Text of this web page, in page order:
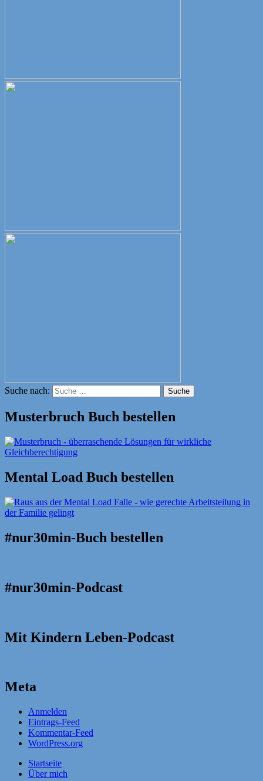
Suche nach: Suche
Musterbruch Buch bestellen
Mental Load Buch bestellen
#nur30min-Buch bestellen
#nur30min-Podcast
Mit Kindern Leben-Podcast
Meta
Anmelden
Eintrags-Feed
Kommentar-Feed
WordPress.org
Startseite
Über mich